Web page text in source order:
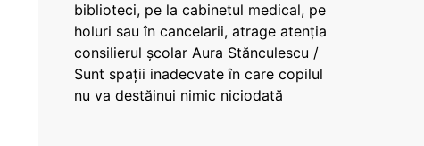
biblioteci, pe la cabinetul medical, pe
holuri sau în cancelarii, atrage atenția
consilierul școlar Aura Stănculescu /
Sunt spații inadecvate în care copilul
nu va destăinui nimic niciodată